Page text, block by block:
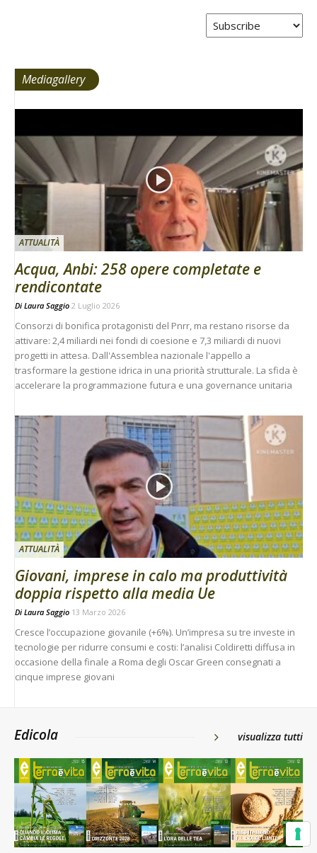
Mediagallery
ATTUALITÀ
Acqua, Anbi: 258 opere completate e
rendicontate
Di Laura Saggio 2 Luglio 2026
Consorzi di bonifica protagonisti del Pnrr, ma restano risorse da
attivare: 2,4 miliardi nei fondi di coesione e 7,3 miliardi di nuovi
progetti in attesa. Dall'Assemblea nazionale l'appello a
trasformare la gestione idrica in una priorità strutturale. La sfida è
accelerare la programmazione futura e una governance unitaria
ATTUALITÀ
Giovani, imprese in calo ma produttività
doppia rispetto alla media Ue
Di Laura Saggio 13 Marzo 2026
Cresce l’occupazione giovanile (+6%). Un’impresa su tre investe in
tecnologie per ridurre consumi e costi: l’analisi Coldiretti diffusa in
occasione della finale a Roma degli Oscar Green consegnati a
cinque imprese giovani
Edicola visualizza tutti